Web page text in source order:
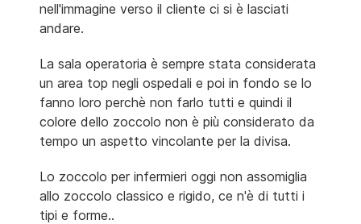
nell'immagine verso il cliente ci si è lasciati
andare.
La sala operatoria è sempre stata considerata
un area top negli ospedali e poi in fondo se lo
fanno loro perchè non farlo tutti e quindi il
colore dello zoccolo non è più considerato da
tempo un aspetto vincolante per la divisa.
Lo zoccolo per infermieri oggi non assomiglia
allo zoccolo classico e rigido, ce n'è di tutti i
tipi e forme..